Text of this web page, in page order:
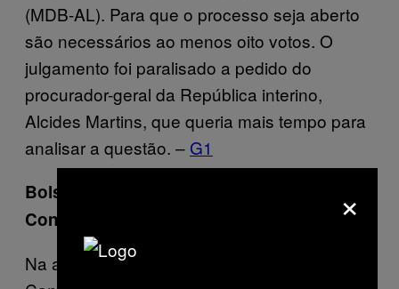
(MDB-AL). Para que o processo seja aberto
são necessários ao menos oito votos. O
julgamento foi paralisado a pedido do
procurador-geral da República interino,
Alcides Martins, que queria mais tempo para
analisar a questão. – G1
Bolsonaro volta atrás e pede para
Congresso derrubar veto à Lei do Livro
Na abertura da sessão conjunta do
×